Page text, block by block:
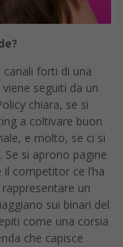
forti di una
seguiti da un
chiara, se si
a coltivare buon
e molto, se ci si
Se si aprono pagine
competitor ce l’ha
un
sui binari del
come una corsia
che capisce